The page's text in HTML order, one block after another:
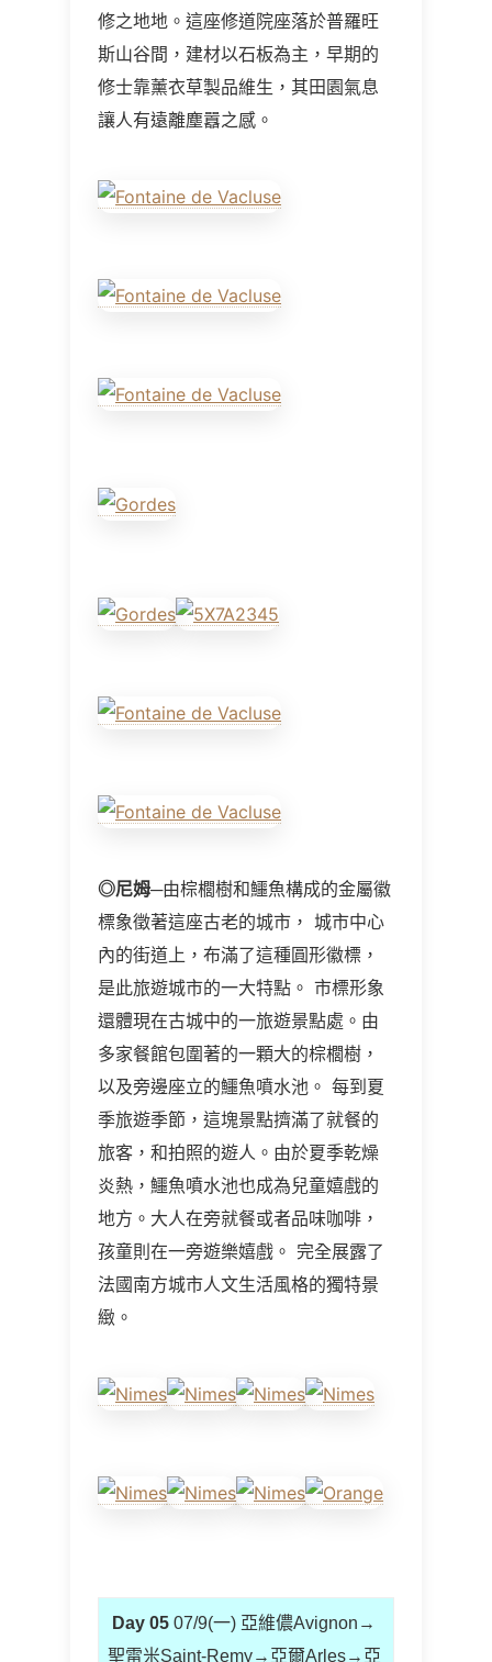
修之地地。這座修道院座落於普羅旺
斯山谷間，建材以石板為主，早期的
修士靠薰衣草製品維生，其田園氣息
讓人有遠離塵囂之感。
◎尼姆─由棕櫚樹和鱷魚構成的金屬徽
標象徵著這座古老的城市， 城市中心
內的街道上，布滿了這種圓形徽標，
是此旅遊城市的一大特點。 市標形象
還體現在古城中的一旅遊景點處。由
多家餐館包圍著的一顆大的棕櫚樹，
以及旁邊座立的鱷魚噴水池。 每到夏
季旅遊季節，這塊景點擠滿了就餐的
旅客，和拍照的遊人。由於夏季乾燥
炎熱，鱷魚噴水池也成為兒童嬉戲的
地方。大人在旁就餐或者品味咖啡，
孩童則在一旁遊樂嬉戲。 完全展露了
法國南方城市人文生活風格的獨特景
緻。
Day 05 07/9(一) 亞維儂Avignon→
聖雷米Saint-Remy→亞爾Arles→亞